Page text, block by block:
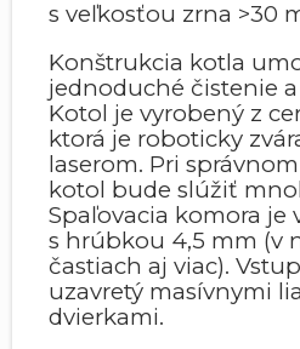
s veľkosťou zrna >30
Konštrukcia kotla
jednoduché čistenie
Kotol je vyrobený z
ktorá je roboticky
laserom. Pri
kotol bude slúžiť
Spaľovacia komora je
s hrúbkou 4,5 mm (v
častiach aj viac).
uzavretý masívnymi
dvierkami.